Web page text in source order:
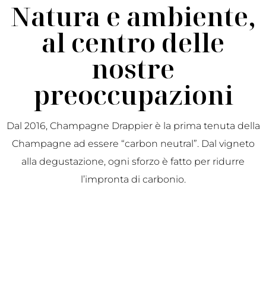
Natura e ambiente,
al centro delle
nostre
preoccupazioni
Dal 2016, Champagne Drappier è la prima tenuta della
Champagne ad essere “carbon neutral”. Dal vigneto
alla degustazione, ogni sforzo è fatto per ridurre
l’impronta di carbonio.